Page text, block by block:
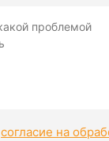
согласие на